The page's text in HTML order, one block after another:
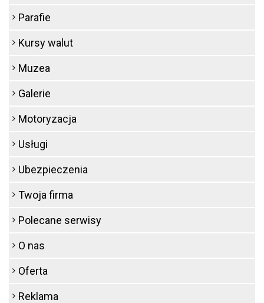
Parafie
Kursy walut
Muzea
Galerie
Motoryzacja
Usługi
Ubezpieczenia
Twoja firma
Polecane serwisy
O nas
Oferta
Reklama